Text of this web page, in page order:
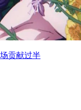
贡献过半